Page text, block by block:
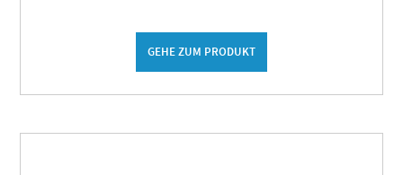
GEHE ZUM PRODUKT